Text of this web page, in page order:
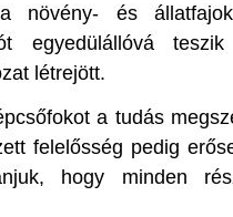
növény- és
egyedülállóvá teszik
létrejött.
a tudás
felelősség pedig
hogy minden